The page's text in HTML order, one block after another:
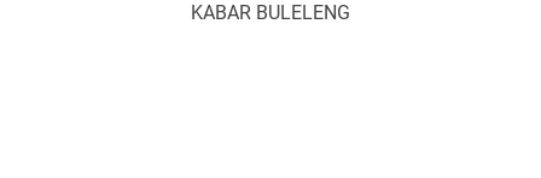
KABAR BULELENG